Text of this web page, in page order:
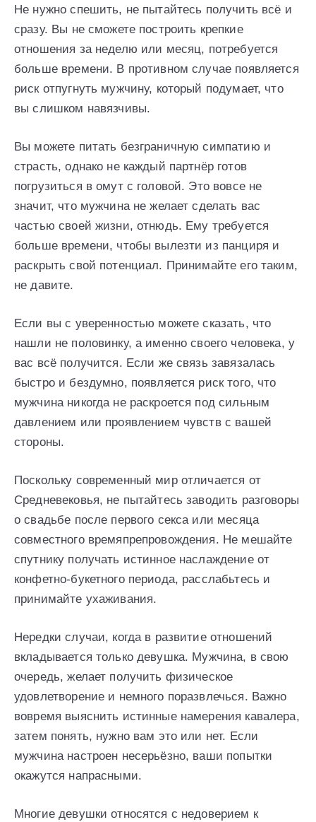
Не нужно спешить, не пытайтесь получить всё и
сразу. Вы не сможете построить крепкие
отношения за неделю или месяц, потребуется
больше времени. В противном случае появляется
риск отпугнуть мужчину, который подумает, что
вы слишком навязчивы.
Вы можете питать безграничную симпатию и
страсть, однако не каждый партнёр готов
погрузиться в омут с головой. Это вовсе не
значит, что мужчина не желает сделать вас
частью своей жизни, отнюдь. Ему требуется
больше времени, чтобы вылезти из панциря и
раскрыть свой потенциал. Принимайте его таким,
не давите.
Если вы с уверенностью можете сказать, что
нашли не половинку, а именно своего человека, у
вас всё получится. Если же связь завязалась
быстро и бездумно, появляется риск того, что
мужчина никогда не раскроется под сильным
давлением или проявлением чувств с вашей
стороны.
Поскольку современный мир отличается от
Средневековья, не пытайтесь заводить разговоры
о свадьбе после первого секса или месяца
совместного времяпрепровождения. Не мешайте
спутнику получать истинное наслаждение от
конфетно-букетного периода, расслабьтесь и
принимайте ухаживания.
Нередки случаи, когда в развитие отношений
вкладывается только девушка. Мужчина, в свою
очередь, желает получить физическое
удовлетворение и немного поразвлечься. Важно
вовремя выяснить истинные намерения кавалера,
затем понять, нужно вам это или нет. Если
мужчина настроен несерьёзно, ваши попытки
окажутся напрасными.
Многие девушки относятся с недоверием к